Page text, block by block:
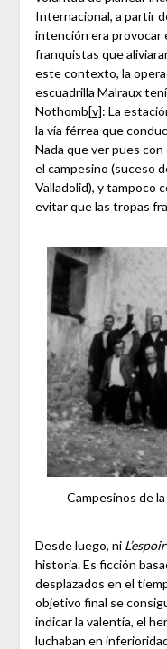
Internacional, a partir
intención era provocar
franquistas que
este contexto, la
escuadrilla Malraux
Nothomb[v]: La
la vía férrea que
Nada que ver pues
el campesino (suceso
Valladolid), y tampoco
evitar que las tropas
Campesinos de
Desde luego, ni L’espoir
historia. Es ficción
desplazados en el
objetivo final se
indicar la valentía, el
luchaban en